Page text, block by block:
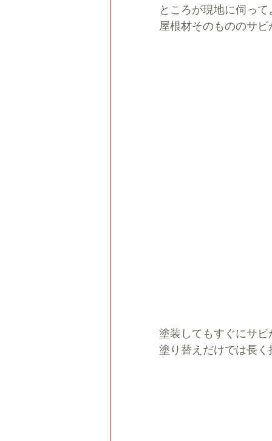
ところが現地に伺っ
屋根材そのもののサ
塗装してもすぐにサ
塗り替えだけでは長く